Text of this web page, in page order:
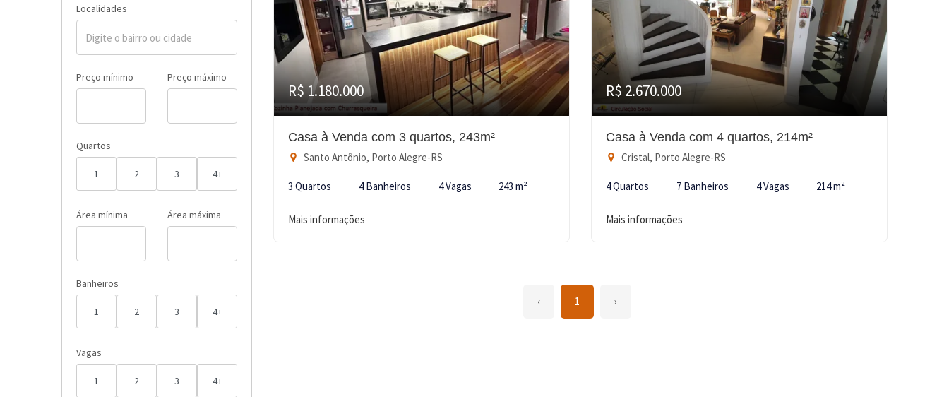
Localidades
Preço mínimo Preço máximo
Quartos
1 2 3 4+
Área mínima Área máxima
Banheiros
1 2 3 4+
Vagas
1 2 3 4+
R$ 1.180.000
Casa à Venda com 3 quartos, 243m²
Santo Antônio, Porto Alegre-RS
3 Quartos 4 Banheiros 4 Vagas 243 m²
Mais informações
R$ 2.670.000
Casa à Venda com 4 quartos, 214m²
Cristal, Porto Alegre-RS
4 Quartos 7 Banheiros 4 Vagas 214 m²
Mais informações
‹ 1 ›